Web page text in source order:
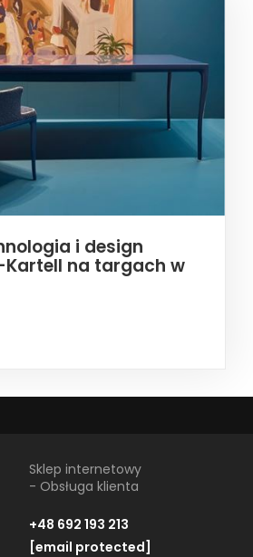
i design
Kartell na targach w
Sklep internetowy
- Obsługa klienta
+48 692 193 213
[email protected]